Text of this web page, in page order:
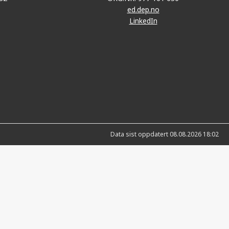
ed.dep.no
LinkedIn
Data sist oppdatert 08.08.2026 18:02